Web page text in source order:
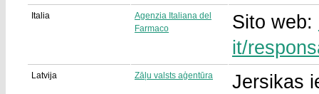
Italia
Agenzia Italiana del
Farmaco
Sito web:
it/
Latvija Zāļu valsts aģentūra
Jersikas